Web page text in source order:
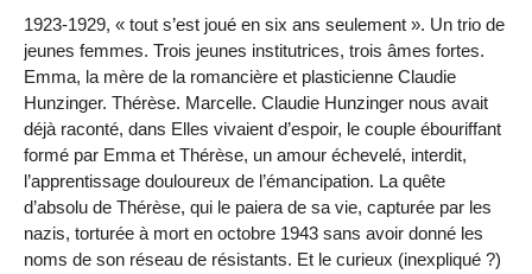
1923-1929, « tout s’est joué en six ans seulement ». Un trio de
jeunes femmes. Trois jeunes institutrices, trois âmes fortes.
Emma, la mère de la romancière et plasticienne Claudie
Hunzinger. Thérèse. Marcelle. Claudie Hunzinger nous avait
déjà raconté, dans Elles vivaient d’espoir, le couple ébouriffant
formé par Emma et Thérèse, un amour échevelé, interdit,
l’apprentissage douloureux de l’émancipation. La quête
d’absolu de Thérèse, qui le paiera de sa vie, capturée par les
nazis, torturée à mort en octobre 1943 sans avoir donné les
noms de son réseau de résistants. Et le curieux (inexpliqué ?)